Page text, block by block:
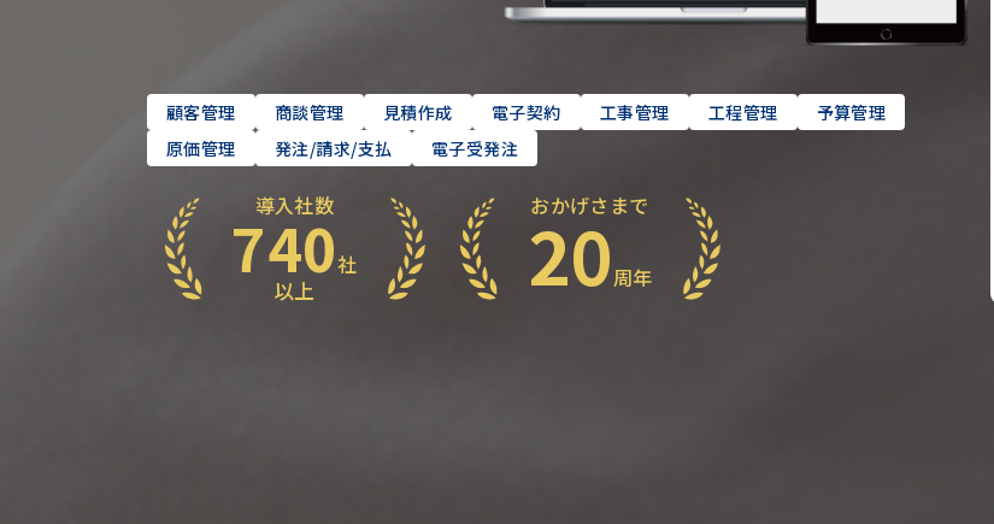
顧客管理 商談管理 見積作成 電子契約 工事管理 工程管理
予算管理
原価管理
発注/請求/支払 電子受発注
導入社数
740社
以上
おかげさまで
20周年